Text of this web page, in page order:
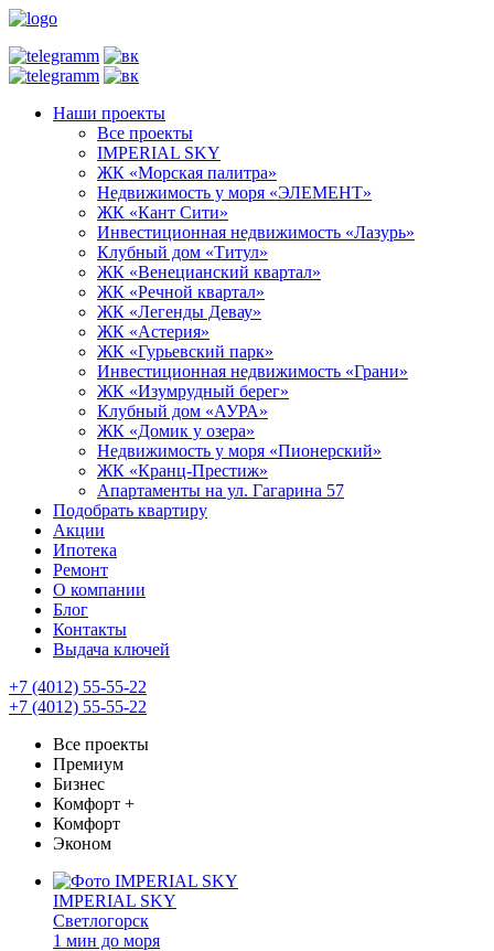
Наши проекты
Все проекты
IMPERIAL SKY
ЖК «Морская палитра»
Недвижимость у моря «ЭЛЕМЕНТ»
ЖК «Кант Сити»
Инвестиционная недвижимость «Лазурь»
Клубный дом «Титул»
ЖК «Венецианский квартал»
ЖК «Речной квартал»
ЖК «Легенды Девау»
ЖК «Астерия»
ЖК «Гурьевский парк»
Инвестиционная недвижимость «Грани»
ЖК «Изумрудный берег»
Клубный дом «АУРА»
ЖК «Домик у озера»
Недвижимость у моря «Пионерский»
ЖК «Кранц-Престиж»
Апартаменты на ул. Гагарина 57
Подобрать квартиру
Акции
Ипотека
Ремонт
О компании
Блог
Контакты
Выдача ключей
+7 (4012) 55-55-22
+7 (4012) 55-55-22
Все проекты
Премиум
Бизнес
Комфорт +
Комфорт
Эконом
IMPERIAL SKY
Светлогорск
1 мин до моря